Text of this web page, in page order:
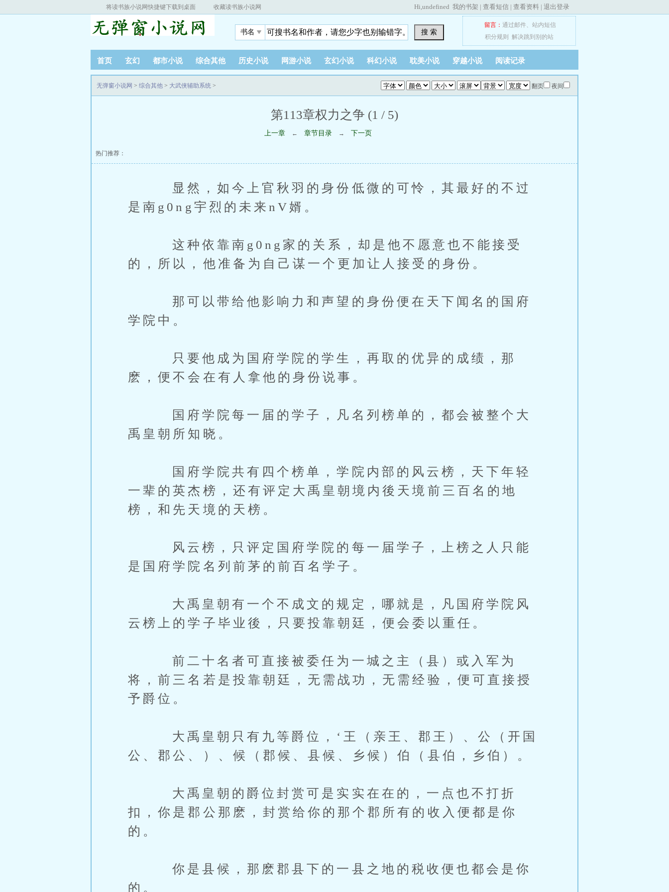
将读书族小说网快捷键下载到桌面 收藏读书族小说网 Hi,undefined 我的书架 | 查看短信 | 查看资料 | 退出登录
书名 搜 索
留言： 通过邮件、 站内短信
积分规则
解决跳到别的站
首页 玄幻 都市小说 综合其他 历史小说 网游小说 玄幻小说 科幻小说 耽美小说 穿越小说 阅读记录
翻页 夜间
无弹窗小说网 > 综合其他 > 大武侠辅助系统 >
第113章权力之争 (1 / 5)
上一章 ← 章节目录 → 下一页
热门推荐：
显然，如今上官秋羽的身份低微的可怜，其最好的不过
是南g0ng宇烈的未来nV婿。
这种依靠南g0ng家的关系，却是他不愿意也不能接受
的，所以，他准备为自己谋一个更加让人接受的身份。
那可以带给他影响力和声望的身份便在天下闻名的国府
学院中。
只要他成为国府学院的学生，再取的优异的成绩，那
麽，便不会在有人拿他的身份说事。
国府学院每一届的学子，凡名列榜单的，都会被整个大
禹皇朝所知晓。
国府学院共有四个榜单，学院内部的风云榜，天下年轻
一辈的英杰榜，还有评定大禹皇朝境内後天境前三百名的地
榜，和先天境的天榜。
风云榜，只评定国府学院的每一届学子，上榜之人只能
是国府学院名列前茅的前百名学子。
大禹皇朝有一个不成文的规定，哪就是，凡国府学院风
云榜上的学子毕业後，只要投靠朝廷，便会委以重任。
前二十名者可直接被委任为一城之主（县）或入军为
将，前三名若是投靠朝廷，无需战功，无需经验，便可直接授
予爵位。
大禹皇朝只有九等爵位，‘王（亲王、郡王）、公（开国
公、郡公、）、候（郡候、县候、乡候）伯（县伯，乡伯）。
大禹皇朝的爵位封赏可是实实在在的，一点也不打折
扣，你是郡公那麽，封赏给你的那个郡所有的收入便都是你
的。
你是县候，那麽郡县下的一县之地的税收便也都会是你
的。